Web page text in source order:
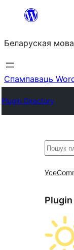
Перайсці
змесціва
Беларуская мова
Спампаваць
Plugin Directory
Пошук
Усе
Plugin